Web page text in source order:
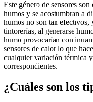
Este género de sensores
humos y se acostumbran a
humos no son tan efectivos,
tintorerías, al generarse
humo provocarían
sensores de calor lo que
cualquier variación térmica
correspondientes.
¿Cuáles son los